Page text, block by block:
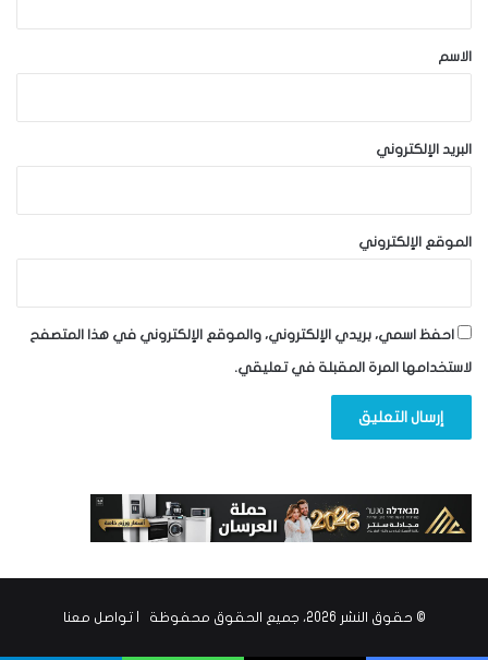
*الاسم
البريد الإلكتروني
الموقع الإلكتروني
احفظ اسمي، بريدي الإلكتروني، والموقع الإلكتروني في هذا المتصفح
لاستخدامها المرة المقبلة في تعليقي.
© حقوق النشر 2026، جميع الحقوق محفوظة | تواصل معنا